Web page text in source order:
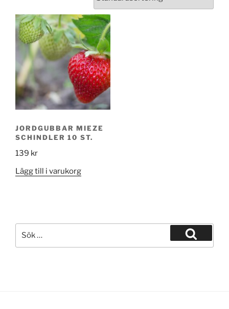
JORDGUBBAR MIEZE
SCHINDLER 10 ST.
139 kr
Lägg till i varukorg
efter: